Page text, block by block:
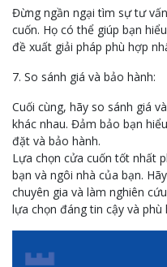
Đừng ngần ngại tìm sự tư
cuốn. Họ có thể giúp bạn
đề xuất giải pháp phù hợp
7. So sánh giá và bảo hành:
Cuối cùng, hãy so sánh giá
khác nhau. Đảm bảo bạn
đặt và bảo hành.
Lựa chọn cửa cuốn tốt nhất
bạn và ngôi nhà của bạn.
chuyên gia và làm nghiên
lựa chọn đáng tin cậy và